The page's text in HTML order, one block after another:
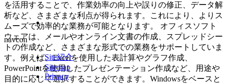
を活用することで、作業効率の向上や誤りの修正、データ解
析など、さまざまな利点が得られます。これにより、よりス
ムーズで効率的な業務が可能となります。 オフィスソフト
ウェアは、メールやオンライン文書の作成、スプレッドシー
トの作成など、さまざまな形式での業務をサポートしていま
す。例えば、Excelを使用した表計算やグラフ作成、
PowerPointを使用したプレゼンテーション作成など、用途や
目的に応じて選択することができます。Windowsをベースと
navcon
Site紹介
Sitemap
Privacy